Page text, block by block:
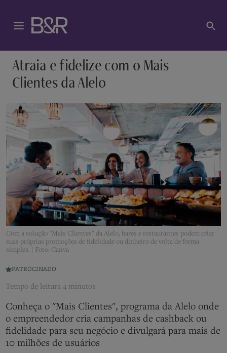
Atraia e fidelize com o Mais
Clientes da Alelo
Com a solução "Mais Clientes" da Alelo, bares e restaurantes podem criar
suas próprias promoções de fidelidade ou dinheiro de volta de forma
simples. | Foto: Canva
PATROCINADO
Tempo de leitura4 minutos
Conheça o "Mais Clientes", programa da Alelo onde
o empreendedor cria campanhas de cashback ou
fidelidade para seu negócio e divulgará para mais de
10 milhões de usuários